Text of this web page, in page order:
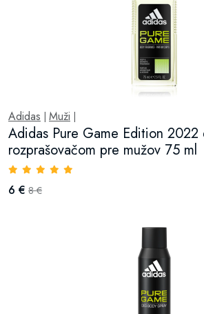
Adidas Muži
Adidas Pure Game Edition 2022
rozprašovačom pre mužov 75 ml
6 € 8 €